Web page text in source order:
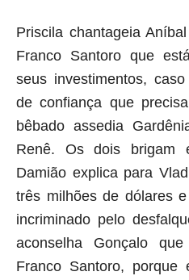
Priscila chantageia
Franco Santoro que
seus investimentos,
de confiança que
bêbado assedia
Renê. Os dois brigam
Damião explica para
três milhões de dólares
incriminado pelo
aconselha Gonçalo
Franco Santoro,